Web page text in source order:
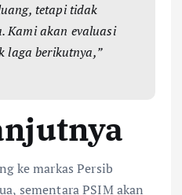
tetapi tidak
Kami akan evaluasi
laga berikutnya,”
ke markas Persib
sementara PSIM akan